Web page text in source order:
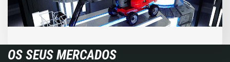
OS SEUS MERCADOS